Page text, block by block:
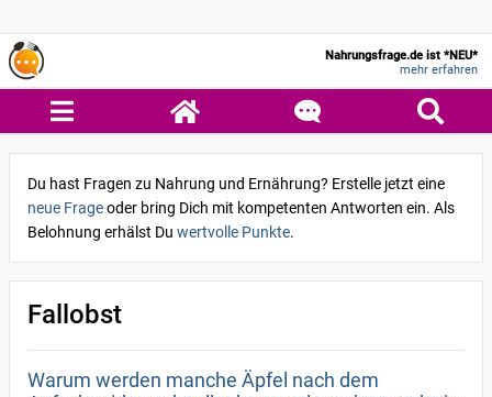
Nahrungsfrage.de ist *NEU*
mehr erfahren
Du hast Fragen zu Nahrung und Ernährung? Erstelle jetzt eine
neue Frageoder bring Dich mit kompetenten Antworten ein. Als
Belohnung erhälst Du wertvolle Punkte.
Fallobst
Warum werden manche Äpfel nach dem